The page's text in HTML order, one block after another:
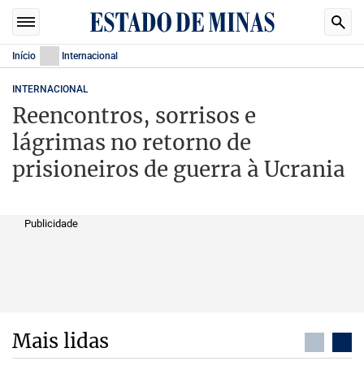
Início Internacional
INTERNACIONAL
Reencontros, sorrisos e
lágrimas no retorno de
prisioneiros de guerra à Ucrania
Publicidade
Mais lidas